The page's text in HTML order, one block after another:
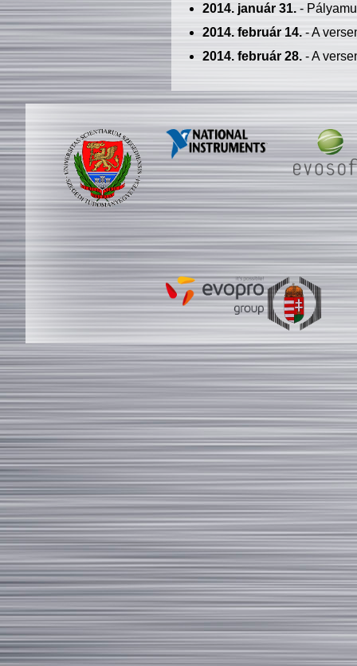
2014. január 31.-
2014. február 14.- A
2014. február 28.- A